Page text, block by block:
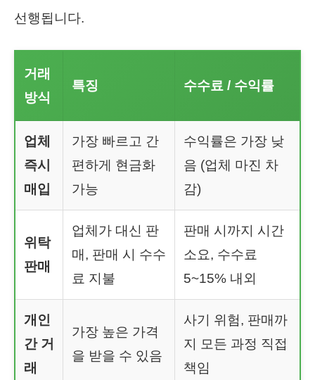
선행됩니다.
거래
방식
특징 수수료 / 수익률
업체
즉시
매입
가장 빠르고 간
편하게 현금화
가능
수익률은 가장 낮
음 (업체 마진 차
감)
위탁
판매
업체가 대신 판
매, 판매 시 수수
료 지불
판매 시까지 시간
소요, 수수료
5~15% 내외
개인
간 거
래
가장 높은 가격
을 받을 수 있음
사기 위험, 판매까
지 모든 과정 직접
책임